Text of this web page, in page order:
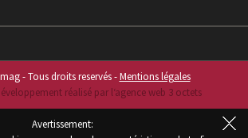
- Tous droits reservés -Mentions légales
réalisé par l‘agence web 3 octets
Avertissement: